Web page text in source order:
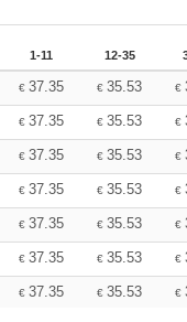
1-11 12-35
€37.35 €35.53 €
€37.35 €35.53 €
€37.35 €35.53 €
€37.35 €35.53 €
€37.35 €35.53 €
€37.35 €35.53 €
€37.35 €35.53 €